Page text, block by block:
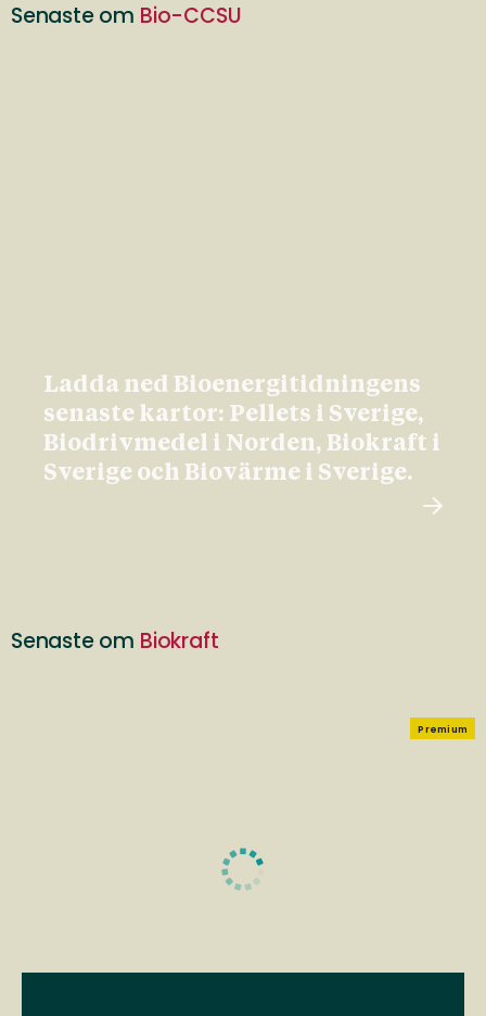
Senaste om Bio-CCSU
Ladda ned Bioenergitidningens
senaste kartor: Pellets i Sverige,
Biodrivmedel i Norden, Biokraft i
Sverige och Biovärme i Sverige.
Senaste om Biokraft
Premium